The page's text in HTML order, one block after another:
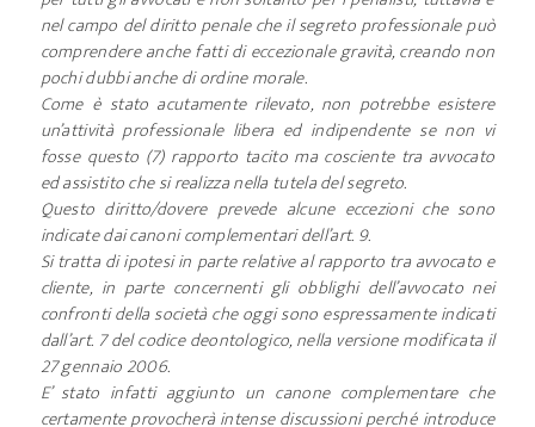
nel campo del diritto penale che il segreto professionale può
comprendere anche fatti di eccezionale gravità, creando non
pochi dubbi anche di ordine morale.
Come è stato acutamente rilevato, non potrebbe esistere
un’attività professionale libera ed indipendente se non vi
fosse questo (7) rapporto tacito ma cosciente tra avvocato
ed assistito che si realizza nella tutela del segreto.
Questo diritto/dovere prevede alcune eccezioni che sono
indicate dai canoni complementari dell’art. 9.
Si tratta di ipotesi in parte relative al rapporto tra avvocato e
cliente, in parte concernenti gli obblighi dell’avvocato nei
confronti della società che oggi sono espressamente indicati
dall’art. 7 del codice deontologico, nella versione modificata il
27 gennaio 2006.
E’ stato infatti aggiunto un canone complementare che
certamente provocherà intense discussioni perché introduce